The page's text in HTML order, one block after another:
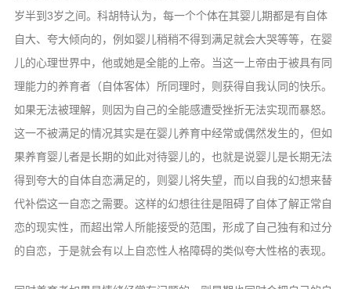
岁半到3岁之间。科胡特认为，每一个个体在其婴儿期都是有自体
自大、夸大倾向的，例如婴儿稍稍不得到满足就会大哭等等，在婴
儿的心理世界中，他或她是全能的上帝。当这一上帝由于被具有同
理能力的养育者（自体客体）所同理时，则获得自我认同的快乐。
如果无法被理解，则因为自己的全能感遭受挫折无法实现而暴怒。
这一不被满足的情况其实是在婴儿养育中经常或偶然发生的，但如
果养育婴儿者是长期的如此对待婴儿的，也就是说婴儿是长期无法
得到夸大的自体自恋满足的，则婴儿将失望，而以自我的幻想来替
代补偿这一自恋之需要。这样的幻想往往是阻碍了自体了解正常自
恋的现实性，而超出常人所能接受的范围，形成了自己独有和过分
的自恋，于是就会有以上自恋性人格障碍的类似夸大性格的表现。